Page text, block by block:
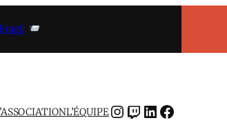
L’ÉQUIPEINSTAGRAMTWITCH LINKEDIN FACEBOOK